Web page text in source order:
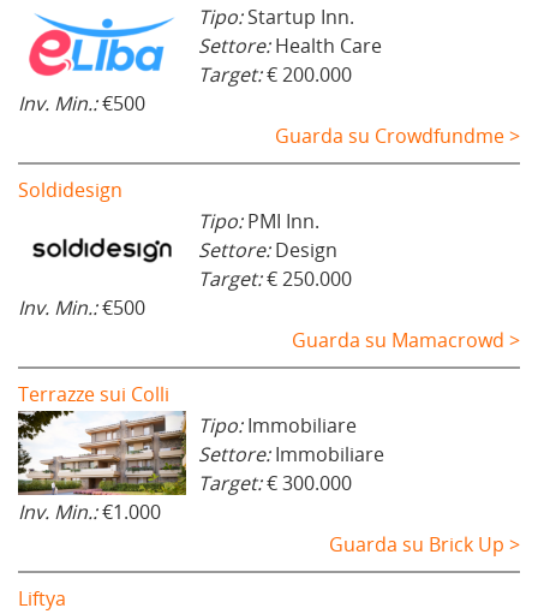
Tipo:Startup Inn.
Settore:Health Care
Target:€ 200.000
Inv. Min.:€500
Guarda su Crowdfundme >
Soldidesign
Tipo:PMI Inn.
Settore:Design
Target:€ 250.000
Inv. Min.:€500
Guarda su Mamacrowd >
Terrazze sui Colli
Tipo:Immobiliare
Settore:Immobiliare
Target:€ 300.000
Inv. Min.:€1.000
Guarda su Brick Up >
Liftya